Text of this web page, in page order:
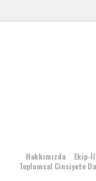
Hakkımızda Ekip-
Toplumsal Cinsiyete